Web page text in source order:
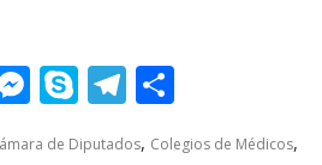
M S T
de Diputados, Colegios de Médicos,